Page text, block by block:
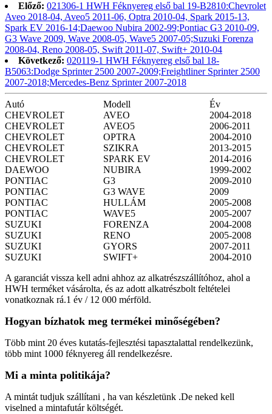
Előző: 021306-1 HWH Féknyereg első bal 19-B2810:Chevrolet
Aveo 2018-04, Aveo5 2011-06, Optra 2010-04, Spark 2015-13,
Spark EV 2016-14;Daewoo Nubira 2002-99;Pontiac G3 2010-09,
G3 Wave 2009, Wave 2008-05, Wave5 2007-05;Suzuki Forenza
2008-04, Reno 2008-05, Swift 2011-07, Swift+ 2010-04
Következő: 020119-1 HWH Féknyereg első bal 18-
B5063:Dodge Sprinter 2500 2007-2009;Freightliner Sprinter 2500
2007-2018;Mercedes-Benz Sprinter 2007-2018
Autó Modell
Év
CHEVROLET
AVEO
2004-2018
CHEVROLET
AVEO5
2006-2011
CHEVROLET
OPTRA
2004-2010
CHEVROLET
SZIKRA
2013-2015
CHEVROLET
SPARK EV
2014-2016
DAEWOO
NUBIRA
1999-2002
PONTIAC
G3
2009-2010
PONTIAC
G3 WAVE
2009
PONTIAC
HULLÁM
2005-2008
PONTIAC
WAVE5
2005-2007
SUZUKI
FORENZA
2004-2008
SUZUKI
RENO
2005-2008
SUZUKI
GYORS
2007-2011
SUZUKI
SWIFT+
2004-2010
A garanciát vissza kell adni ahhoz az alkatrészszállítóhoz, ahol a
HWH terméket vásárolta, és az adott alkatrészbolt feltételei
vonatkoznak rá.1 év / 12 000 mérföld.
Hogyan bízhatok meg termékei minőségében?
Több mint 20 éves kutatás-fejlesztési tapasztalattal rendelkezünk,
több mint 1000 féknyereg áll rendelkezésre.
Mi a minta politikája?
A mintát tudjuk szállítani , ha van készletünk .De neked kell
viselned a mintafutár költségét.